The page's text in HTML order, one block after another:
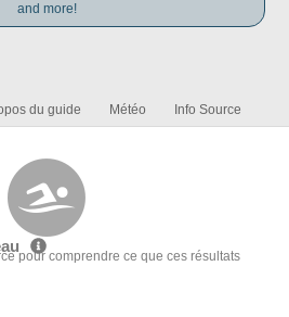
and more!
du guide Météo Info Source
pour comprendre ce que ces résultats